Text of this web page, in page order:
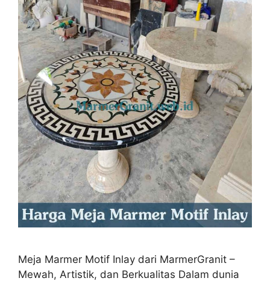
Meja Marmer Motif Inlay dari MarmerGranit –
Mewah, Artistik, dan Berkualitas Dalam dunia